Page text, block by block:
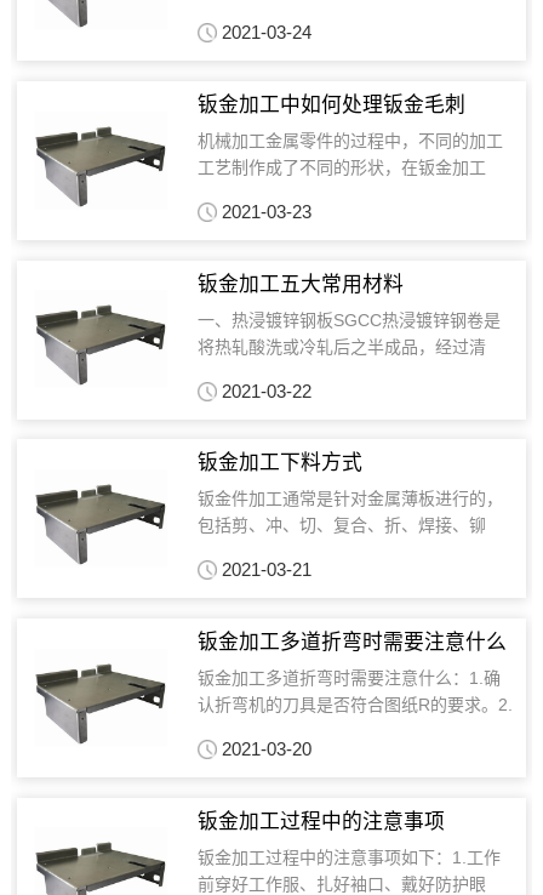
中、小批量落料加工的各类机械...
2021-03-24
钣金加工中如何处理钣金毛刺
机械加工金属零件的过程中，不同的加工
工艺制作成了不同的形状，在钣金加工
工中出现毛刺的主要原因：激光焦点的...
2021-03-23
钣金加工五大常用材料
一、热浸镀锌钢板SGCC热浸镀锌钢卷是
将热轧酸洗或冷轧后之半成品，经过清
中，使钢片镀上锌层，再经调质...
2021-03-22
钣金加工下料方式
钣金件加工通常是针对金属薄板进行的，
包括剪、冲、切、复合、折、焊接、铆
料这一环节来看，可采用的方式就有很...
2021-03-21
钣金加工多道折弯时需要注意什么
钣金加工多道折弯时需要注意什么：1.确
认折弯机的刀具是否符合图纸R的要求。2.
弯的方位。3.看上次折弯在...
2021-03-20
钣金加工过程中的注意事项
钣金加工过程中的注意事项如下：1.工作
前穿好工作服、扎好袖口、戴好防护眼